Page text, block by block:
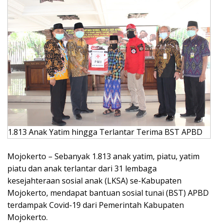
1.813 Anak Yatim hingga Terlantar Terima BST APBD
Mojokerto – Sebanyak 1.813 anak yatim, piatu, yatim
piatu dan anak terlantar dari 31 lembaga
kesejahteraan sosial anak (LKSA) se-Kabupaten
Mojokerto, mendapat bantuan sosial tunai (BST) APBD
terdampak Covid-19 dari Pemerintah Kabupaten
Mojokerto.